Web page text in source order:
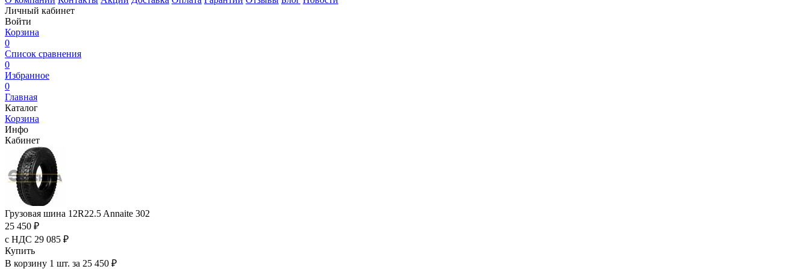
Личный кабинет
Войти
Корзина
0
Список сравнения
0
Избранное
0
Главная
Каталог
Корзина
Инфо
Кабинет
Грузовая шина 12R22.5 Annaite 302
25 450 ₽
с НДС 29 085 ₽
Купить
В корзину 1 шт. за 25 450 ₽